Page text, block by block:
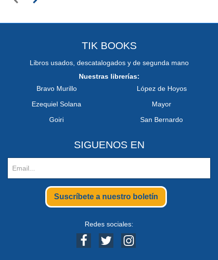
TIK BOOKS
Libros usados, descatalogados y de segunda mano
Nuestras librerías:
Bravo Murillo
Ezequiel Solana
Goiri
López de Hoyos
Mayor
San Bernardo
SIGUENOS EN
Suscríbete a nuestro boletín
Redes sociales: